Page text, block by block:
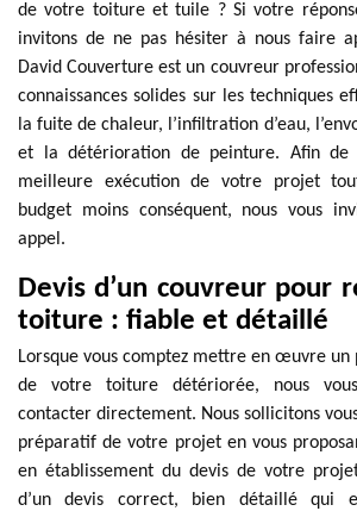
de votre toiture et tuile ? Si votre
invitons de ne pas hésiter à nous faire
David Couverture est un couvreur
connaissances solides sur les techniques
la fuite de chaleur, l’infiltration d’eau,
et la détérioration de peinture. Afin de
meilleure exécution de votre projet
budget moins conséquent, nous vous
appel.
Devis d’un couvreur pour
toiture : fiable et détaillé
Lorsque vous comptez mettre en œuvre un
de votre toiture détériorée, nous
contacter directement. Nous sollicitons
préparatif de votre projet en vous
en établissement du devis de votre
d’un devis correct, bien détaillé qui